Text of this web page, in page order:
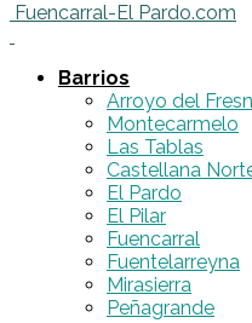
Fuencarral-El Pardo.com
Barrios
Arroyo del
Montecarmelo
Las Tablas
Castellana
El Pardo
El Pilar
Fuencarral
Fuentelarreyna
Mirasierra
Peñagrande